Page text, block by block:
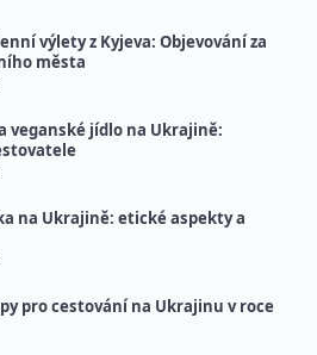
výlety z Kyjeva: Objevování za
města
veganské jídlo na Ukrajině:
na Ukrajině: etické aspekty a
pro cestování na Ukrajinu v roce